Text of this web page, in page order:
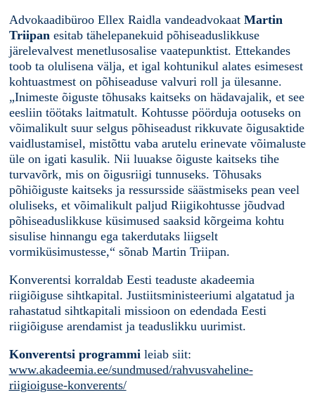
Advokaadibüroo Ellex Raidla vandeadvokaat Martin
Triipanesitab tähelepanekuid põhiseaduslikkuse
järelevalvest menetlusosalise vaatepunktist. Ettekandes
toob ta olulisena välja, et igal kohtunikul alates esimesest
kohtuastmest on põhiseaduse valvuri roll ja ülesanne.
„Inimeste õiguste tõhusaks kaitseks on hädavajalik, et see
eesliin töötaks laitmatult. Kohtusse pöörduja ootuseks on
võimalikult suur selgus põhiseadust rikkuvate õigusaktide
vaidlustamisel, mistõttu vaba arutelu erinevate võimaluste
üle on igati kasulik. Nii luuakse õiguste kaitseks tihe
turvavõrk, mis on õigusriigi tunnuseks. Tõhusaks
põhiõiguste kaitseks ja ressursside säästmiseks pean veel
oluliseks, et võimalikult paljud Riigikohtusse jõudvad
põhiseaduslikkuse küsimused saaksid kõrgeima kohtu
sisulise hinnangu ega takerdutaks liigselt
vormiküsimustesse,“ sõnab Martin Triipan.
Konverentsi korraldab Eesti teaduste akadeemia
riigiõiguse sihtkapital. Justiitsministeeriumi algatatud ja
rahastatud sihtkapitali missioon on edendada Eesti
riigiõiguse arendamist ja teaduslikku uurimist.
Konverentsi programmileiab siit:
www.akadeemia.ee/sundmused/rahvusvaheline-
riigioiguse-konverents/